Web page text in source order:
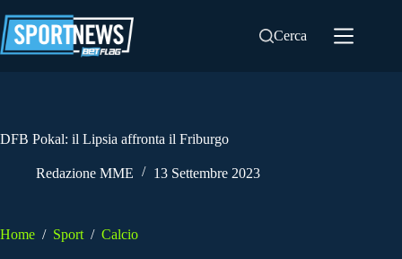
al
contenuto
Cerca
DFB Pokal: il Lipsia affronta il Friburgo
Redazione MME 13 Settembre 2023
Home / Sport / Calcio